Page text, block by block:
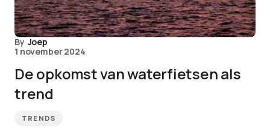
By Joep
1 november 2024
De opkomst van waterfietsen als
trend
TRENDS